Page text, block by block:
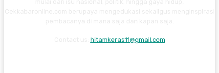
hitamkeras11@gmail.com